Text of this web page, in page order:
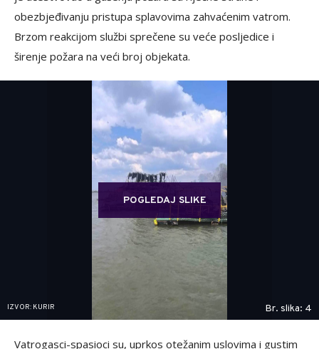
obezbjeđivanju pristupa splavovima zahvaćenim vatrom.
Brzom reakcijom službi sprečene su veće posljedice i
širenje požara na veći broj objekata.
POGLEDAJ SLIKE
IZVOR: KURIR Br. slika: 4
Vatrogasci-spasioci su, uprkos otežanim uslovima i gustim